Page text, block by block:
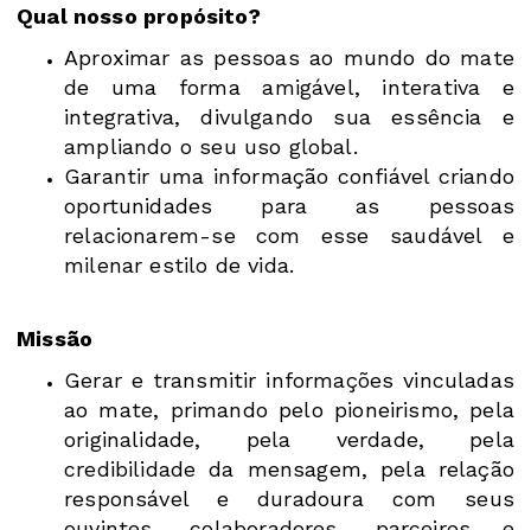
Qual nosso propósito?
Aproximar as pessoas ao mundo do mate
de uma forma amigável, interativa e
integrativa, divulgando sua essência e
ampliando o seu uso global.
Garantir uma informação confiável criando
oportunidades para as pessoas
relacionarem-se com esse saudável e
milenar estilo de vida.
Missão
Gerar e transmitir informações vinculadas
ao mate, primando pelo pioneirismo, pela
originalidade, pela verdade, pela
credibilidade da mensagem, pela relação
responsável e duradoura com seus